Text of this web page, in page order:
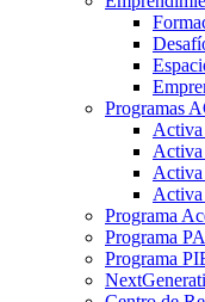
Programas
Activa
Activa
Programa
Programa
Programa